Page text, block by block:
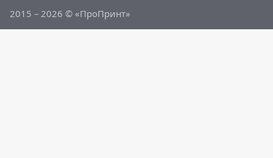
2015 – 2026 © «ПроПринт»